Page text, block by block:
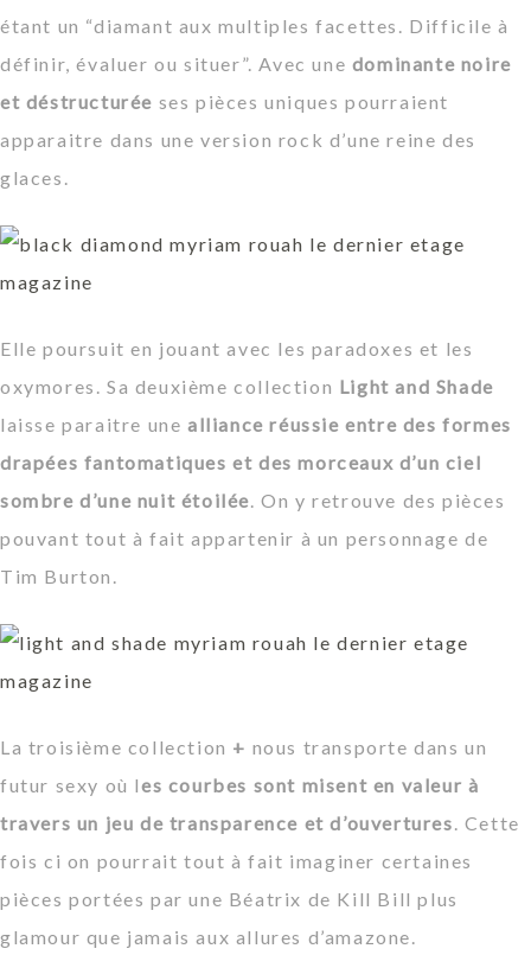
étant un “diamant aux multiples facettes. Difficile à
définir, évaluer ou situer”. Avec une dominante noire
et déstructurée ses pièces uniques pourraient
apparaitre dans une version rock d’une reine des
glaces.
Elle poursuit en jouant avec les paradoxes et les
oxymores. Sa deuxième collection Light and Shade
laisse paraitre une alliance réussie entre des formes
drapées fantomatiques et des morceaux d’un ciel
sombre d’une nuit étoilée. On y retrouve des pièces
pouvant tout à fait appartenir à un personnage de
Tim Burton.
La troisième collection + nous transporte dans un
futur sexy où les courbes sont misent en valeur à
travers un jeu de transparence et d’ouvertures. Cette
fois ci on pourrait tout à fait imaginer certaines
pièces portées par une Béatrix de Kill Bill plus
glamour que jamais aux allures d’amazone.